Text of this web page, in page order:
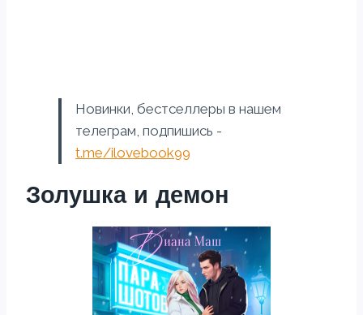
Новинки, бестселлеры в нашем
телеграм, подпишись -
t.me/ilovebook99
Золушка и демон